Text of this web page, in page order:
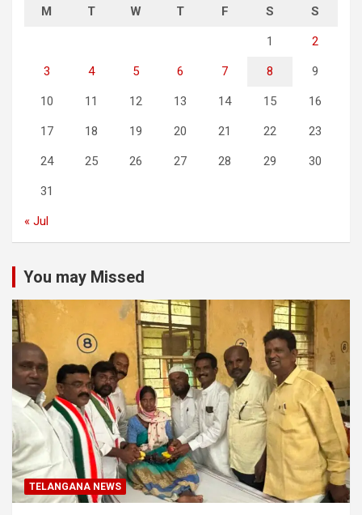
M T W T F S S
1 2
3 4 5 6 7 8 9
10 11 12 13 14 15 16
17 18 19 20 21 22 23
24 25 26 27 28 29 30
31
« Jul
You may Missed
TELANGANA NEWS